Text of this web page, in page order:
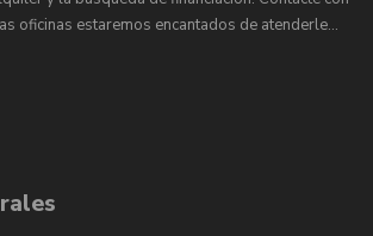
oficinas estaremos encantados de atenderle…